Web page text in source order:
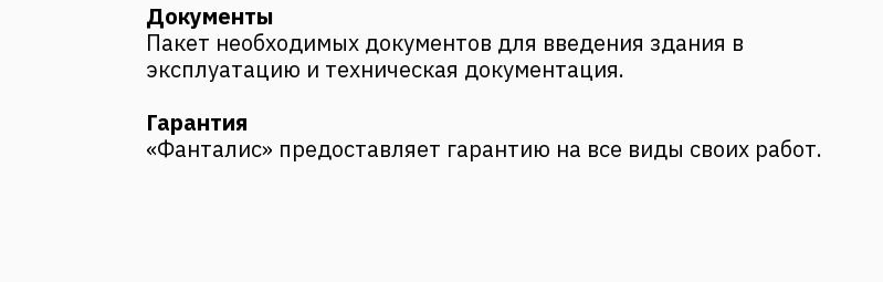
Документы
Пакет необходимых документов для введения здания в
эксплуатацию и техническая документация.
Гарантия
«Фанталис» предоставляет гарантию на все виды своих работ.